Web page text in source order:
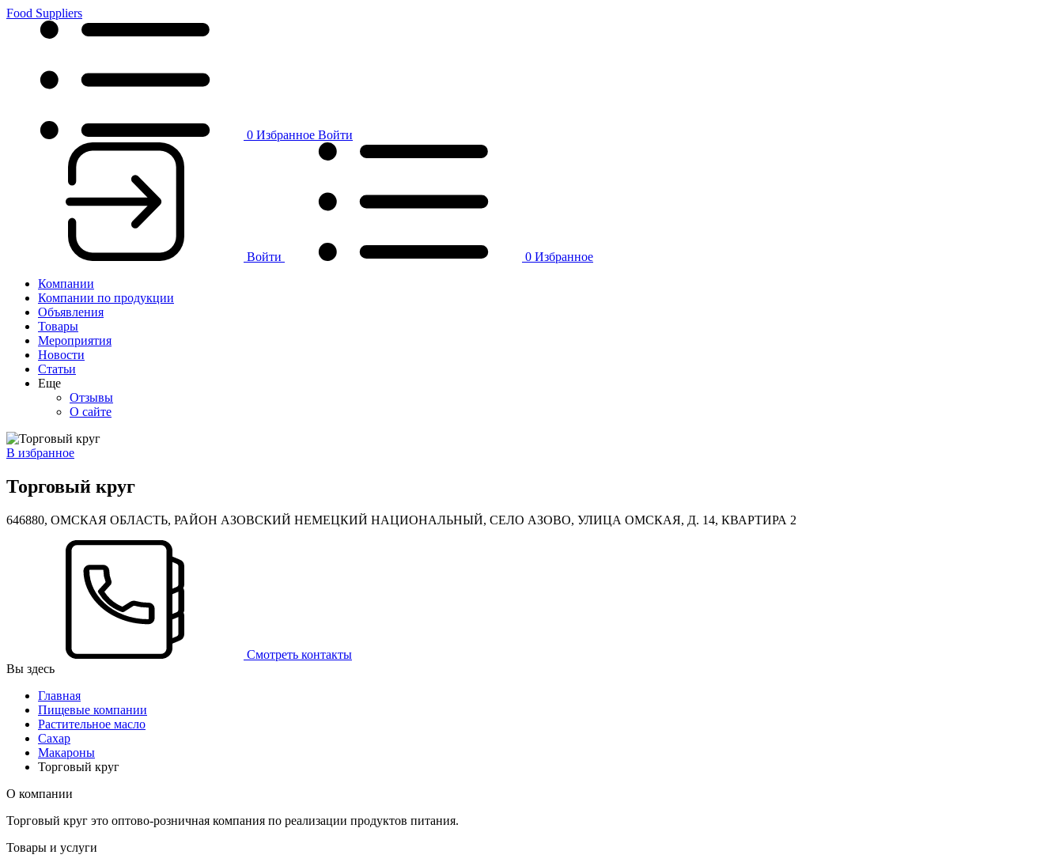
Food Suppliers
0 Избранное Войти
Войти 0 Избранное
Компании
Компании по продукции
Объявления
Товары
Мероприятия
Новости
Статьи
Еще
Отзывы
О сайте
В избранное
Торговый круг
646880, ОМСКАЯ ОБЛАСТЬ, РАЙОН АЗОВСКИЙ НЕМЕЦКИЙ НАЦИОНАЛЬНЫЙ, СЕЛО АЗОВО, УЛИЦА ОМСКАЯ, Д. 14, КВАРТИРА 2
Смотреть контакты
Вы здесь
Главная
Пищевые компании
Растительное масло
Сахар
Макароны
Торговый круг
О компании
Торговый круг это оптово-розничная компания по реализации продуктов питания.
Товары и услуги